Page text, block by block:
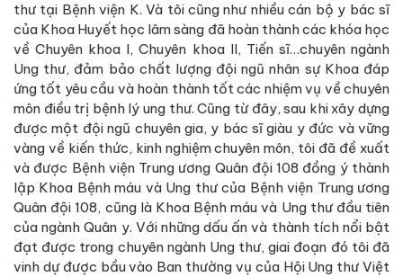
thư tại Bệnh viện K. Và tôi cũng như nhiều cán bộ y bác sĩ
của Khoa Huyết học lâm sàng đã hoàn thành các khóa học
về Chuyên khoa I, Chuyên khoa II, Tiến sĩ…chuyên ngành
Ung thư, đảm bảo chất lượng đội ngũ nhân sự Khoa đáp
ứng tốt yêu cầu và hoàn thành tốt các nhiệm vụ về chuyên
môn điều trị bệnh lý ung thư. Cũng từ đây, sau khi xây dựng
được một đội ngũ chuyên gia, y bác sĩ giàu y đức và vững
vàng về kiến thức, kinh nghiệm chuyên môn, tôi đã đề xuất
và được Bệnh viện Trung ương Quân đội 108 đồng ý thành
lập Khoa Bệnh máu và Ung thư của Bệnh viện Trung ương
Quân đội 108, cũng là Khoa Bệnh máu và Ung thư đầu tiên
của ngành Quân y. Với những dấu ấn và thành tích nổi bật
đạt được trong chuyên ngành Ung thư, giai đoạn đó tôi đã
vinh dự được bầu vào Ban thường vụ của Hội Ung thư Việt